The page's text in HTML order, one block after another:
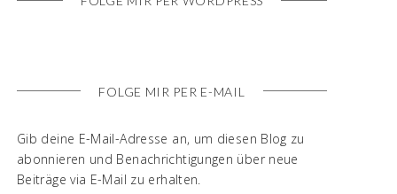
FOLGE MIR PER E-MAIL
Gib deine E-Mail-Adresse an, um diesen Blog zu
abonnieren und Benachrichtigungen über neue
Beiträge via E-Mail zu erhalten.